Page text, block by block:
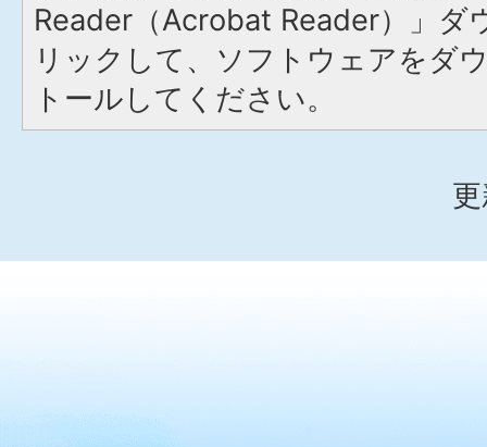
Reader（Acrobat Reader）」ダ
リックして、ソフトウェアをダ
トールしてください。